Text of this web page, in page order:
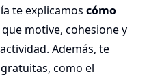
te explicamos cómo
que motive, cohesione y
Además, te
como el